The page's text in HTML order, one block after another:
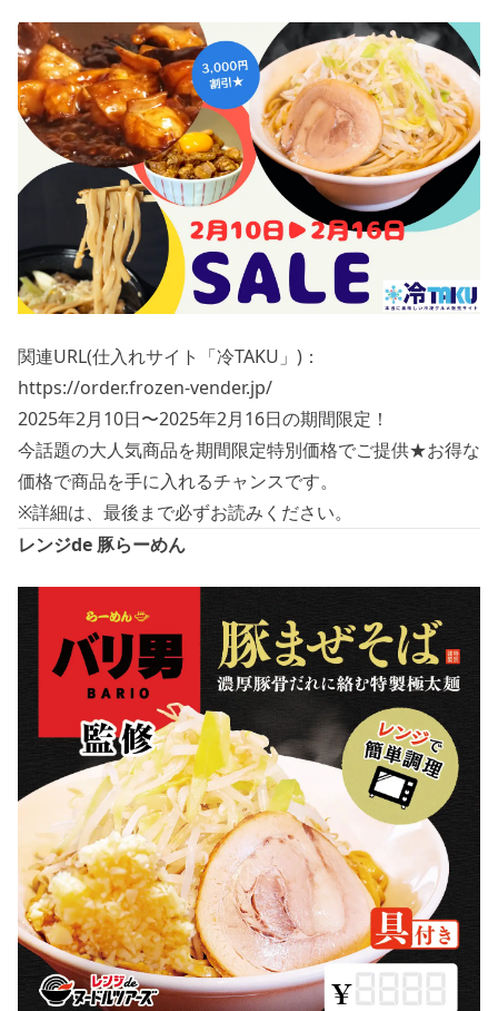
関連URL(仕入れサイト「冷TAKU」)：
https://order.frozen-vender.jp/
2025年2月10日〜2025年2月16日の期間限定！
今話題の大人気商品を期間限定特別価格でご提供★お得な
価格で商品を手に入れるチャンスです。
※詳細は、最後まで必ずお読みください。
レンジde 豚らーめん